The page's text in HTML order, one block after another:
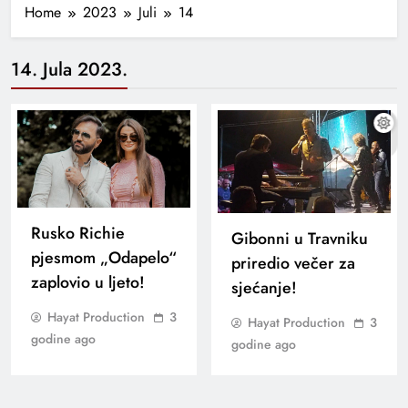
Home 2023 Juli 14
14. Jula 2023.
Rusko Richie
pjesmom „Odapelo“
zaplovio u ljeto!
Hayat Production
3
godine ago
Gibonni u Travniku
priredio večer za
sjećanje!
Hayat Production
3
godine ago